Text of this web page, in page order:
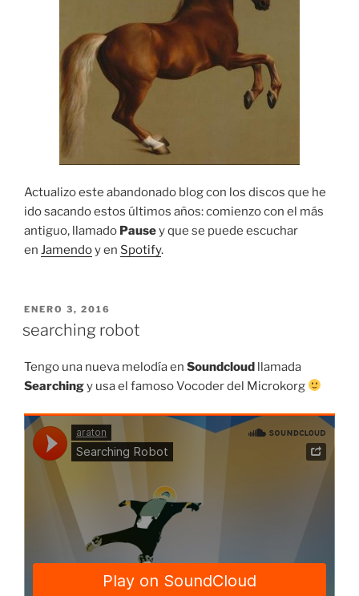
Actualizo este abandonado blog con los discos que he
ido sacando estos últimos años: comienzo con el más
antiguo, llamado Pausey que se puede escuchar
en Jamendoy en Spotify.
PUBLICADO
ENERO 3, 2016
searching robot
Tengo una nueva melodía en Soundcloud llamada
Searchingy usa el famoso Vocoder del Microkorg